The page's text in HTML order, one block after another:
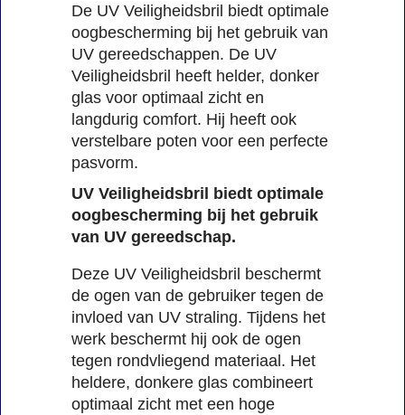
De UV Veiligheidsbril biedt optimale
oogbescherming bij het gebruik van
UV gereedschappen. De UV
Veiligheidsbril heeft helder, donker
glas voor optimaal zicht en
langdurig comfort. Hij heeft ook
verstelbare poten voor een perfecte
pasvorm.
UV Veiligheidsbril biedt optimale
oogbescherming bij het gebruik
van UV gereedschap.
Deze UV Veiligheidsbril beschermt
de ogen van de gebruiker tegen de
invloed van UV straling. Tijdens het
werk beschermt hij ook de ogen
tegen rondvliegend materiaal. Het
heldere, donkere glas combineert
optimaal zicht met een hoge